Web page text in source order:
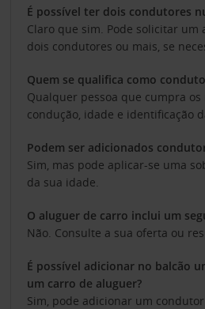
É possível ter dois condutores
Claro que sim. Pode solicitar um
dois condutores ou mais, se
Quem se qualifica como
Qualquer pessoa que cumpra
condução, idade e identificação
Podem ser adicionados
Sim, mas pode aplicar-se uma
da sua idade.
O aluguer de carro inclui um
Não. Consulte a sua oferta ou
É possível adicionar no balcão
um carro de aluguer?
Sim, pode adicionar um